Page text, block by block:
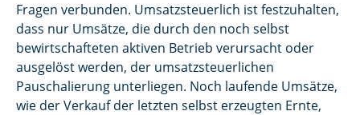
Fragen verbunden. Umsatzsteuerlich ist festzuhalten,
dass nur Umsätze, die durch den noch selbst
bewirtschafteten aktiven Betrieb verursacht oder
ausgelöst werden, der umsatzsteuerlichen
Pauschalierung unterliegen. Noch laufende Umsätze,
wie der Verkauf der letzten selbst erzeugten Ernte,